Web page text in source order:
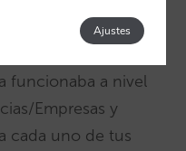
que ya tengo
hotel?
funcionaba a nivel
Empresas y
cada uno de tus
Ajustes